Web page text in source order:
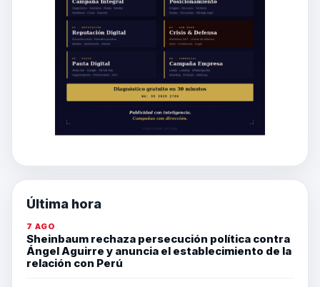
Última hora
7 AGO
Sheinbaum rechaza persecución política contra
Ángel Aguirre y anuncia el establecimiento de la
relación con Perú